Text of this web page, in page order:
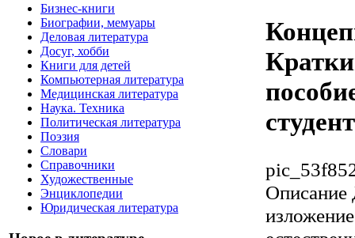
Бизнес-книги
Биографии, мемуары
Деловая литература
Досуг, хобби
Книги для детей
Компьютерная литература
Медицинская литература
Наука. Техника
Политическая литература
Поэзия
Словари
Справочники
Художественные
Энциклопедии
Юридическая литература
Описание